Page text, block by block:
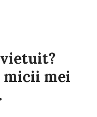
micii mei